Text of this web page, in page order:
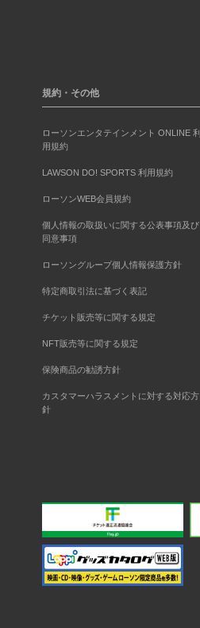
規約・その他
ローソンエンタテインメント ONLINE 利
用規約
LAWSON DO! SPORTS 利用規約
ローソンWEB会員規約
個人情報の取扱いに関する公表事項及び
同意事項
ローソングループ個人情報保護方針
特定商取引法に基づく表記
チケット販売等に関する規定
NFT販売等に関する規定
保険商品の勧誘方針
カスタマーハラスメントに対する対応方
針